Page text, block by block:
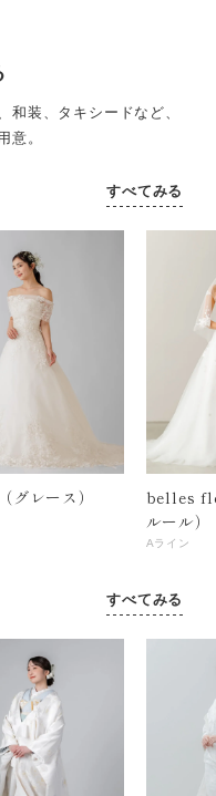
和装、タキシードなど、
意。
すべてみる
グレース）
belles
ルール）
Aライン
すべてみる